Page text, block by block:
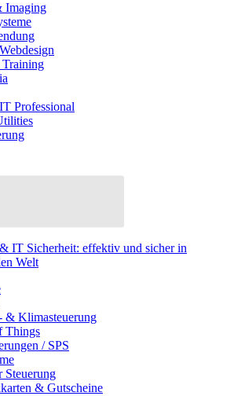
Imaging
Professional
IT Sicherheit: effektiv und sicher in
Welt
& Klimasteuerung
Things
/ SPS
& Gutscheine